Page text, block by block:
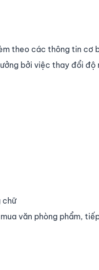
theo các thông tin cơ
bởi việc thay đổi độ
chữ
văn phòng phẩm,